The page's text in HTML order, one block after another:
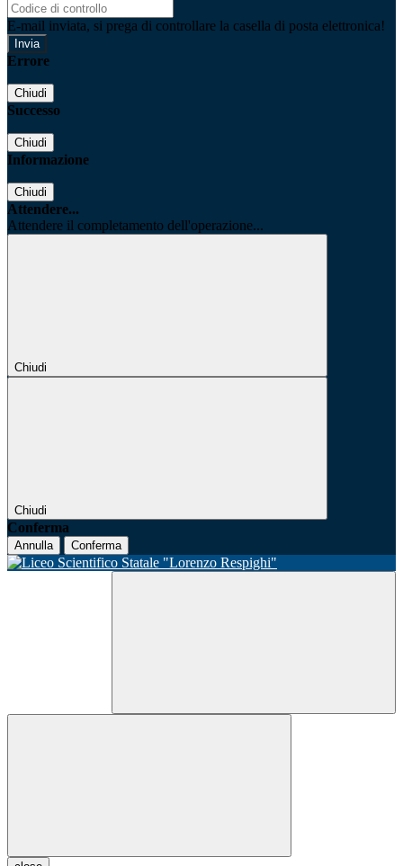
E-mail inviata, si prega di controllare la casella di posta elettronica!
Errore
Chiudi
Successo
Chiudi
Informazione
Chiudi
Attendere...
Attendere il completamento dell'operazione...
Chiudi
Chiudi
Conferma
Annulla Conferma